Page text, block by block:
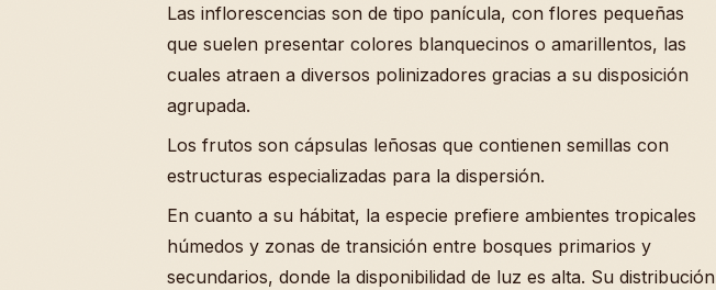
Las inflorescencias son de tipo panícula, con flores pequeñas
que suelen presentar colores blanquecinos o amarillentos, las
cuales atraen a diversos polinizadores gracias a su disposición
agrupada.
Los frutos son cápsulas leñosas que contienen semillas con
estructuras especializadas para la dispersión.
En cuanto a su hábitat, la especie prefiere ambientes tropicales
húmedos y zonas de transición entre bosques primarios y
secundarios, donde la disponibilidad de luz es alta. Su distribución